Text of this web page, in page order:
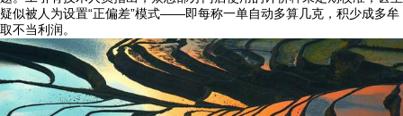
疑似被人为设置“正偏差”模式——即每称一单自动多算几克，积少成多牟
取不当利润。